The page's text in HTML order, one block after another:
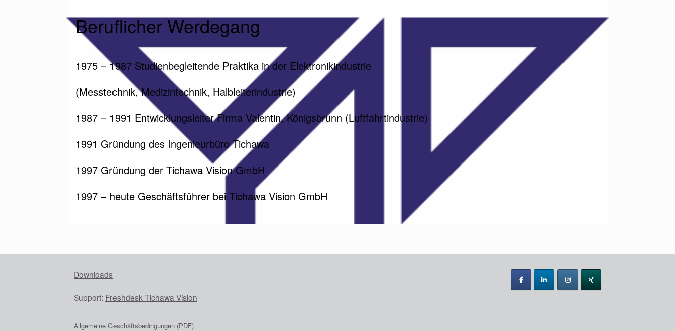
Beruflicher Werdegang
1975 – 1987 Studienbegleitende Praktika in der Elektronikindustrie
(Messtechnik, Medizintechnik, Halbleiterindustrie)
1987 – 1991 Entwicklungsleiter Firma Valentin, Königsbrunn (Luftfahrtindustrie)
1991 Gründung des Ingenieurbüro Tichawa
1997 Gründung der Tichawa Vision GmbH
1997 – heute Geschäftsführer bei Tichawa Vision GmbH
Downloads
Support: Freshdesk Tichawa Vision
Allgemeine Geschäftsbedingungen (PDF)